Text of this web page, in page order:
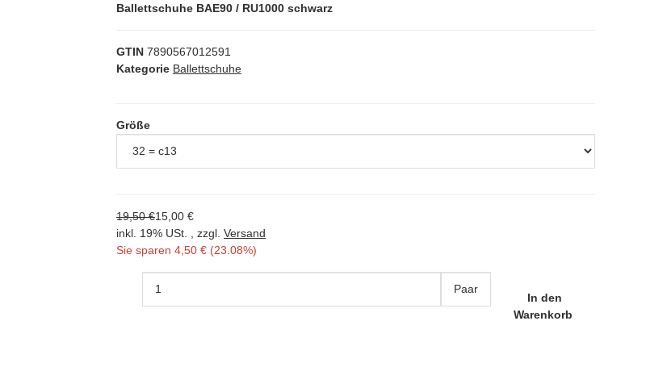
GTIN 7890567012591
Kategorie Ballettschuhe
Ballettschuhe BAE90 / RU1000 schwarz
Größe
15,00 €
19,50 €
inkl. 19% USt. , zzgl. Versand
Sie sparen 4,50 € (23.08%)
Paar
In den
Warenkorb